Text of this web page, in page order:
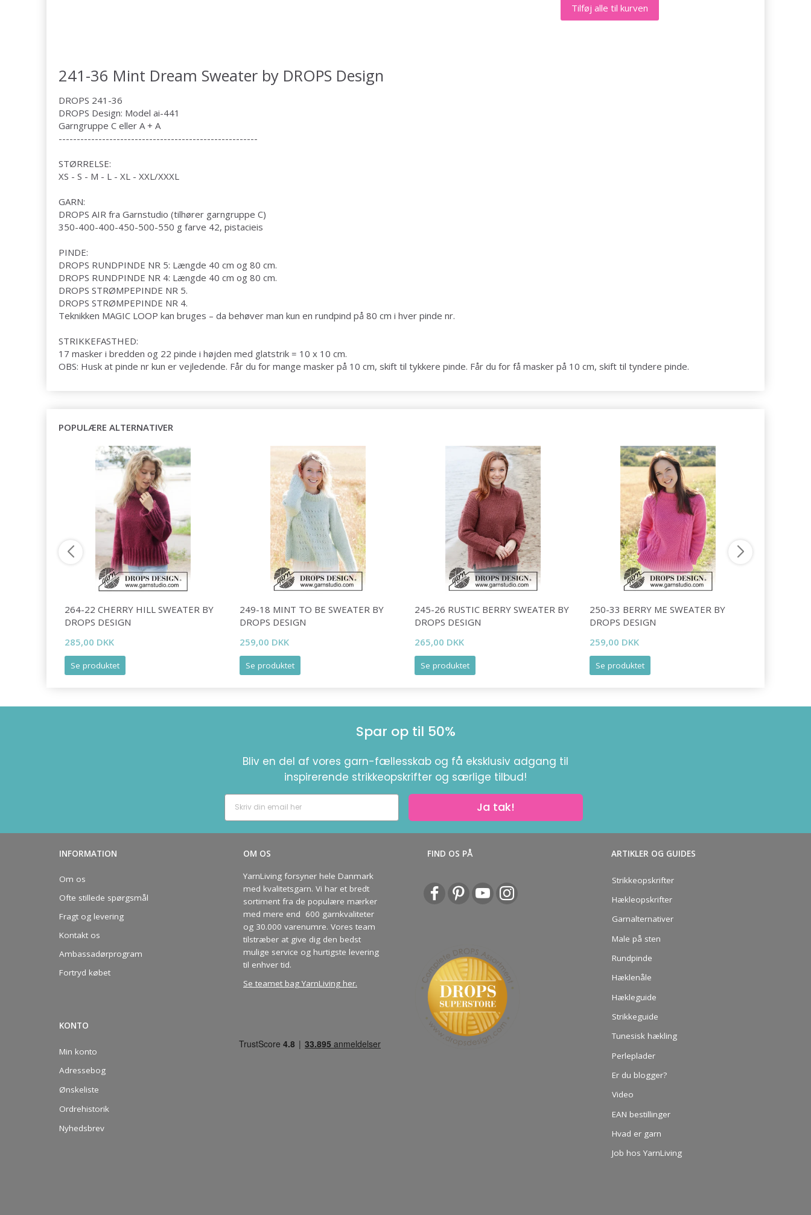
Tilføj alle til kurven
241-36 Mint Dream Sweater by DROPS Design
DROPS 241-36
DROPS Design: Model ai-441
Garngruppe C eller A + A
-------------------------------------------------------
STØRRELSE:
XS - S - M - L - XL - XXL/XXXL
GARN:
DROPS AIR fra Garnstudio (tilhører garngruppe C)
350-400-400-450-500-550 g farve 42, pistacieis
PINDE:
DROPS RUNDPINDE NR 5: Længde 40 cm og 80 cm.
DROPS RUNDPINDE NR 4: Længde 40 cm og 80 cm.
DROPS STRØMPEPINDE NR 5.
DROPS STRØMPEPINDE NR 4.
Teknikken MAGIC LOOP kan bruges – da behøver man kun en rundpind på 80 cm i hver pinde nr.
STRIKKEFASTHED:
17 masker i bredden og 22 pinde i højden med glatstrik = 10 x 10 cm.
OBS: Husk at pinde nr kun er vejledende. Får du for mange masker på 10 cm, skift til tykkere pinde. Får du for få masker på 10 cm, skift til tyndere pinde.
POPULÆRE ALTERNATIVER
264-22 CHERRY HILL SWEATER BY
DROPS DESIGN
285,00 DKK
Se produktet
249-18 MINT TO BE SWEATER BY
DROPS DESIGN
259,00 DKK
Se produktet
245-26 RUSTIC BERRY SWEATER BY
DROPS DESIGN
265,00 DKK
Se produktet
250-33 BERRY ME SWEATER BY
DROPS DESIGN
259,00 DKK
Se produktet
Spar op til 50%
Bliv en del af vores garn-fællesskab og få eksklusiv adgang til
inspirerende strikkeopskrifter og særlige tilbud!
Ja tak!
INFORMATION
Om os
Ofte stillede spørgsmål
Fragt og levering
Kontakt os
Ambassadørprogram
Fortryd købet
KONTO
Min konto
Adressebog
Ønskeliste
Ordrehistorik
Nyhedsbrev
OM OS
YarnLiving forsyner hele Danmark
med kvalitetsgarn. Vi har et bredt
sortiment fra de populære mærker
med mere end 600 garnkvaliteter
og 30.000 varenumre. Vores team
tilstræber at give dig den bedst
mulige service og hurtigste levering
til enhver tid.
Se teamet bag YarnLiving her.
FIND OS PÅ ARTIKLER OG GUIDES
Strikkeopskrifter
Hækleopskrifter
Garnalternativer
Male på sten
Rundpinde
Hæklenåle
Hækleguide
Strikkeguide
Tunesisk hækling
Perleplader
Er du blogger?
Video
EAN bestillinger
Hvad er garn
Job hos YarnLiving
og få eksklusiv adgang til inspirerende